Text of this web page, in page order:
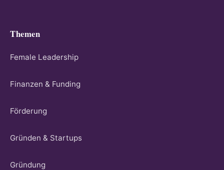
Themen
Female Leadership
Finanzen & Funding
Förderung
Gründen & Startups
Gründung